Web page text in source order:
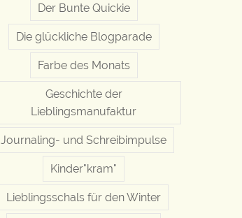
Der Bunte Quickie
Die glückliche Blogparade
Farbe des Monats
Geschichte der
Lieblingsmanufaktur
Journaling- und Schreibimpulse
Kinder"kram"
Lieblingsschals für den Winter